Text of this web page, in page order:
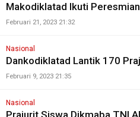
Makodiklatad Ikuti
Februari 21, 2023 21:32
Nasional
Dankodiklatad Lantik 170
Februari 9, 2023 21:35
Nasional